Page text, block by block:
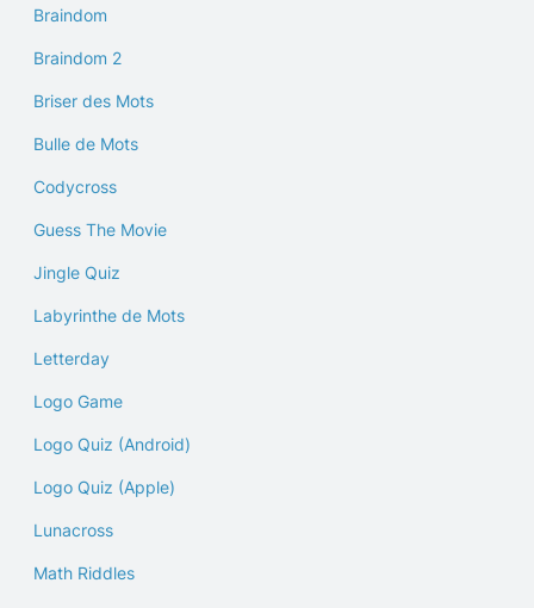
Braindom
Braindom 2
Briser des Mots
Bulle de Mots
Codycross
Guess The Movie
Jingle Quiz
Labyrinthe de Mots
Letterday
Logo Game
Logo Quiz (Android)
Logo Quiz (Apple)
Lunacross
Math Riddles